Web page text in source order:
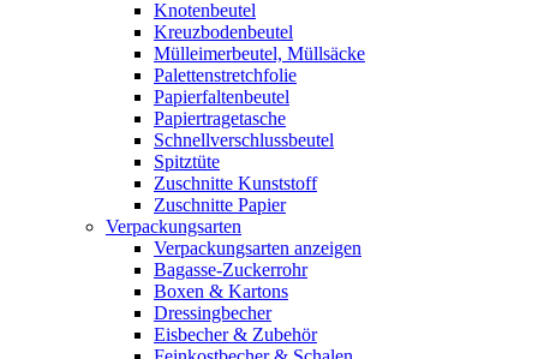
Knotenbeutel
Kreuzbodenbeutel
Mülleimerbeutel, Müllsäcke
Palettenstretchfolie
Papierfaltenbeutel
Papiertragetasche
Schnellverschlussbeutel
Spitztüte
Zuschnitte Kunststoff
Zuschnitte Papier
Verpackungsarten
Verpackungsarten anzeigen
Bagasse-Zuckerrohr
Boxen & Kartons
Dressingbecher
Eisbecher & Zubehör